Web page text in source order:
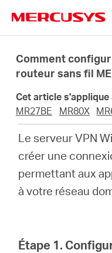
navigation
Produits
propos
Comment
routeur sans fil
Cet article s'applique
MR27BE
MR80X
Le serveur VPN
créer une
permettant aux
à votre réseau
Étape 1.